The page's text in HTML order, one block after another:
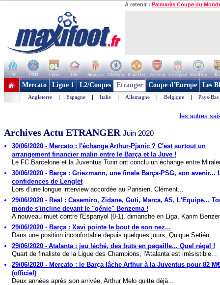
A retenir : Palmarès Coupe du
OM PSG Lyon Lille Monaco Chelsea Man Utd Arsenal Liverpool ManCity
+ de clubs
Mercato Ligue 1 L2/Coupes Etranger Coupe d'Europe Les
Angleterre | Espagne | Italie | Allemagne | Belgique | Pays-Bas
les autres
Archives Actu ETRANGER Juin 2020
30/06/2020 - Mercato : l'échange Arthur-Pjanic ? C'est surtout un
arrangement financier malin entre le Barça et la Juve !
Le FC Barcelone et la Juventus Turin ont conclu un échange entre
30/06/2020 - Barça : Griezmann, une finale Barça-PSG, son avenir...
confidences de Lenglet
Lors d'une longue interview accordée au Parisien, Clément...
29/06/2020 - Real : Casemiro, Zidane, Guti, Marca, AS, L'Equipe...
monde s'incline devant le "génie" Benzema !
A nouveau muet contre l'Espanyol (0-1), dimanche en Liga, Karim
29/06/2020 - Barça : Xavi pointe le bout de son nez...
Dans une position inconfortable depuis quelques jours, Quique Setién...
29/06/2020 - Atalanta : jeu léché, des buts en pagaille... Quel régal !
Quart de finaliste de la Ligue des Champions, l'Atalanta est irrésistible...
29/06/2020 - Mercato : le Barça lâche Arthur à la Juventus pour 82
(officiel)
Deux années après son arrivée, Arthur Melo quitte déjà...